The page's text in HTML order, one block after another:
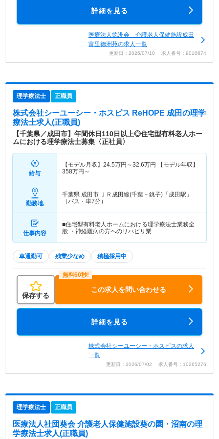
詳細を見る
医療法人徳洲会 介護老人保健施設成田
富里徳洲苑の求人一覧
更新日：2026/07/10 求人番号：9010674
理学療法士 正職員
株式会社シーユーシー・ホスピス ReHOPE 成田の理学
療法士求人(正職員)
【千葉県／成田市】年間休日110日以上◎住宅型有料老人ホー
ムにおける理学療法士募集〈正社員〉
給与
【モデル月収】 24.5万円～32.6万円
【モデル年収】
358万円～
勤務地
千葉県 成田市 ＪＲ成田線(千葉－銚子)「成田駅」
（バス・車7分）
仕事内容
■住宅型有料老人ホームにおける理学療法士業務全
般 ・神経難病の方へのリハビリ業…
車通勤可 残業少なめ 積極採用中
保存する
この求人を問い合わせる
詳細を見る
株式会社シーユーシー・ホスピスの求人
一覧
更新日：2026/07/02 求人番号：10265276
理学療法士 正職員
医療法人社団葵会 介護老人保健施設葵の園・沼南の理
学療法士求人(正職員)